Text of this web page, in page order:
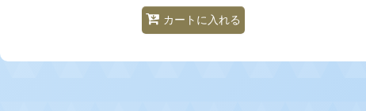
カートに入れる